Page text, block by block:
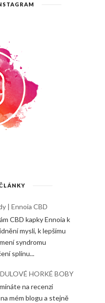
| Ennoia CBD
CBD kapky Ennoia k
mysli, k lepšímu
syndromu
splínu...
HORKÉ BOBY
na recenzi
mém blogu a stejně